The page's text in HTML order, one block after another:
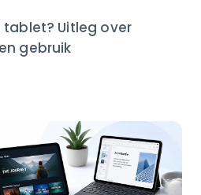
Uitleg over
gebruik